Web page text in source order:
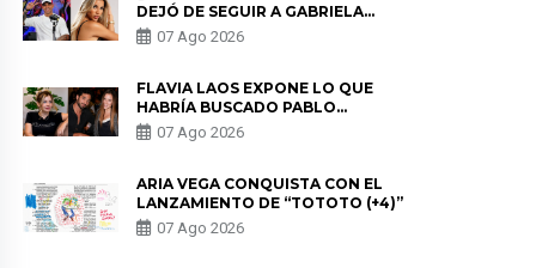
DEJÓ DE SEGUIR A GABRIELA
HERRERA Y ANUNCIA SU SALIDA
DE PÓDCAST
07 Ago 2026
FLAVIA LAOS EXPONE LO QUE
HABRÍA BUSCADO PABLO
HEREDIA CON ALE FULLER: “UNA
DE LAS PARTES QUERÍA EL
07 Ago 2026
ARIA VEGA CONQUISTA CON EL
LANZAMIENTO DE “TOTOTO (+4)”
07 Ago 2026